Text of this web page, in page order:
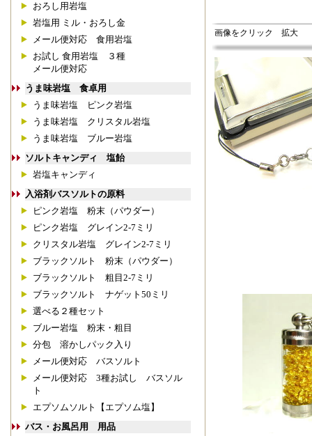
おろし用岩塩
岩塩用 ミル・おろし金
メール便対応 食用岩塩
お試し 食用岩塩 ３種
メール便対応
うま味岩塩 食卓用
うま味岩塩 ピンク岩塩
うま味岩塩 クリスタル岩塩
うま味岩塩 ブルー岩塩
ソルトキャンディ 塩飴
岩塩キャンディ
入浴剤バスソルトの原料
ピンク岩塩 粉末（パウダー）
ピンク岩塩 グレイン2-7ミリ
クリスタル岩塩 グレイン2-7ミリ
ブラックソルト 粉末（パウダー）
ブラックソルト 粗目2-7ミリ
ブラックソルト ナゲット50ミリ
選べる２種セット
ブルー岩塩 粉末・粗目
分包 溶かしパック入り
メール便対応 バスソルト
メール便対応 3種お試し バスソル
ト
エプソムソルト【エプソム塩】
バス・お風呂用 用品
画像をクリック 拡大